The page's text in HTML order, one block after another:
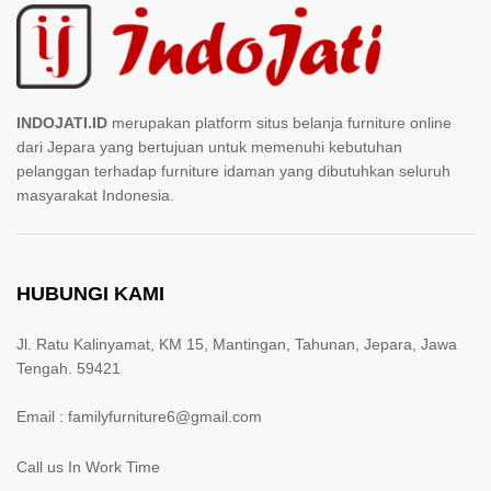
INDOJATI.ID merupakan platform situs belanja furniture online
dari Jepara yang bertujuan untuk memenuhi kebutuhan
pelanggan terhadap furniture idaman yang dibutuhkan seluruh
masyarakat Indonesia.
HUBUNGI KAMI
Jl. Ratu Kalinyamat, KM 15, Mantingan, Tahunan, Jepara, Jawa
Tengah. 59421
Email : familyfurniture6@gmail.com
Call us In Work Time